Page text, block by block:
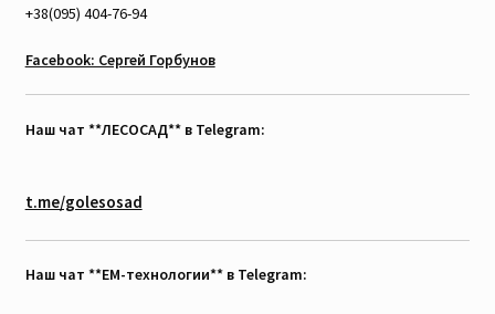
+38(095) 404-76-94
Facebook: Сергей Горбунов
Наш чат **ЛЕСОСАД** в Telegram:
t.me/golesosad
Наш чат **EM-технологии** в Telegram: